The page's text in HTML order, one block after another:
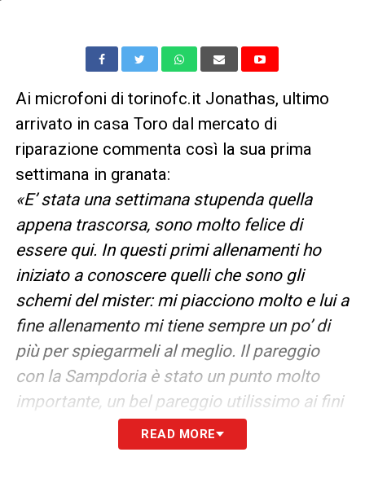
Ai microfoni di torinofc.it Jonathas, ultimo
arrivato in casa Toro dal mercato di
riparazione commenta così la sua prima
settimana in granata:
«E’ stata una settimana stupenda quella
appena trascorsa, sono molto felice di
essere qui. In questi primi allenamenti ho
iniziato a conoscere quelli che sono gli
schemi del mister: mi piacciono molto e lui a
fine allenamento mi tiene sempre un po’ di
più per spiegarmeli al meglio. Il pareggio
con la Sampdoria è stato un punto molto
importante, un bel pareggio utilissimo ai fini
della salvezza».
READ MORE